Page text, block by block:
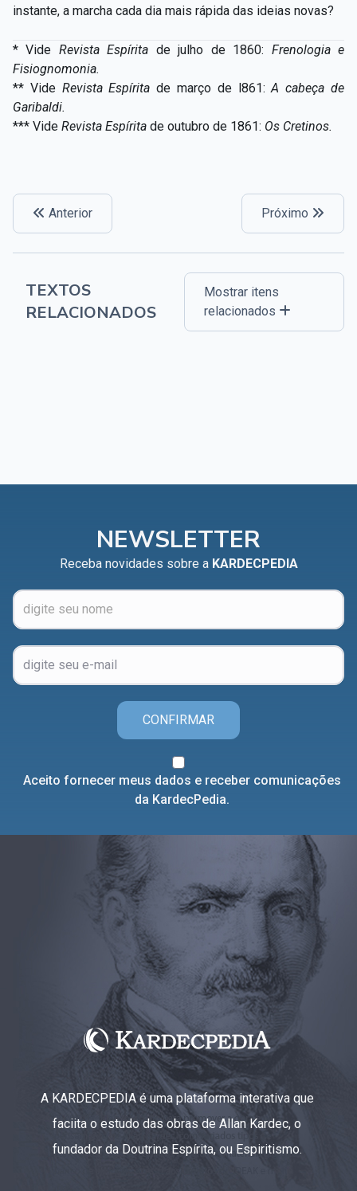
instante, a marcha cada dia mais rápida das ideias novas?
*Vide Revista Espírita de julho de 1860: Frenologia e
Fisiognomonia.
** Vide Revista Espíritade março de l861:A cabeça de
Garibaldi.
*** Vide Revista Espírita de outubro de 1861: Os Cretinos.
Anterior Próximo
TEXTOS
RELACIONADOS
Mostrar itens
relacionados
NEWSLETTER
Receba novidades sobre a KARDECPEDIA
CONFIRMAR
Aceito fornecer meus dados e receber comunicações
da KardecPedia.
A KARDECPEDIA é uma plataforma interativa que
faciita o estudo das obras de Allan Kardec, o
fundador da Doutrina Espírita, ou Espiritismo.